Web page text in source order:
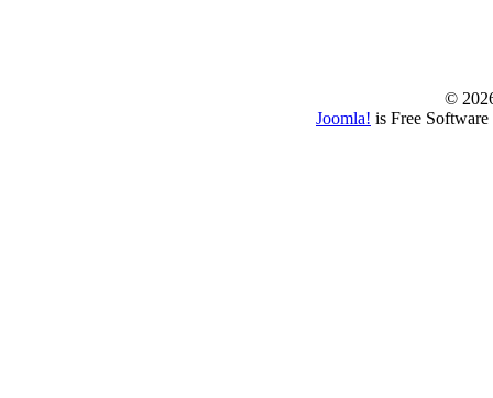
©
Joomla! is Free